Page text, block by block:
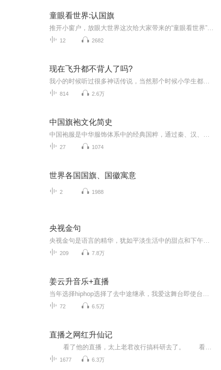
童眼看世界:认国旗
12 2682
现在飞升都不背人了吗?
814 2.6万
中国旗袍文化简史
27 1074
世界各国国旗、国徽寓意
2 1988
央视金句
209 7.8万
姜云升音乐+直播
72 6.5万
直播之网红升仙记
1677 6.3万